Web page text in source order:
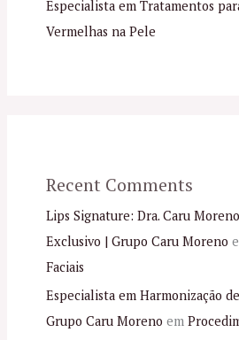
Especialista em Tratamentos
Vermelhas na Pele
Recent Comments
Lips Signature: Dra. Caru
Exclusivo | Grupo Caru Moreno
Faciais
Especialista em Harmonização
Grupo Caru Moreno em